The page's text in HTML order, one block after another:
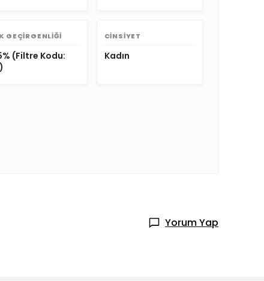
GEÇIRGENLIĞI
(Filtre Kodu:
CINSIYET
Kadın
Yorum Yap